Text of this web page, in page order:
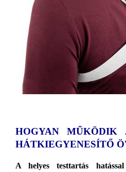
HOGYAN MŰKÖDIK
HÁTKIEGYENESÍTŐ
A helyes testtartás